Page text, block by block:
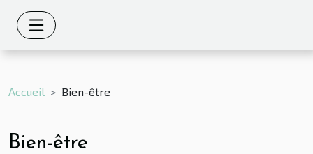
Accueil Bien-être
Bien-être